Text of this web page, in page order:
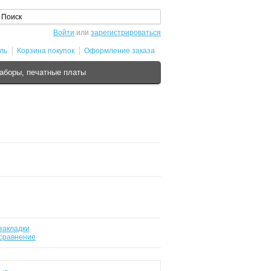
Войти или зарегистрироваться
Корзина покупок Оформление заказа
печатные платы